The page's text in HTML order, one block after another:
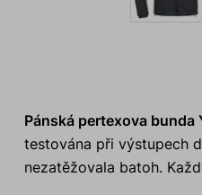
Pánská pertexova bunda
testována při výstupech
nezatěžovala batoh.